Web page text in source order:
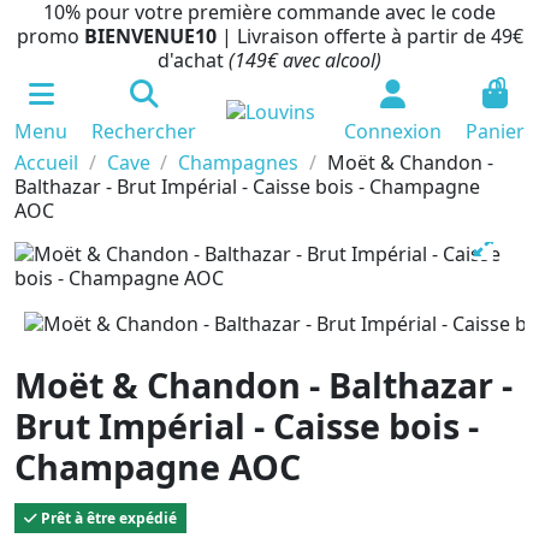
10% pour votre première commande avec le code
promo BIENVENUE10 | Livraison offerte à partir de 49€
d'achat(149€ avec alcool)
Menu Rechercher Connexion
0
Panier
Accueil
Cave Champagnes
Moët & Chandon -
Balthazar - Brut Impérial - Caisse bois - Champagne
AOC
Moët & Chandon - Balthazar -
Brut Impérial - Caisse bois -
Champagne AOC
Prêt à être expédié